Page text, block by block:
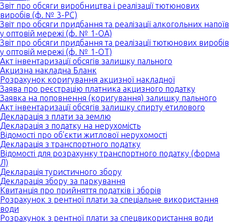
Звіт про обсяги виробництва і реалізації тютюнових
виробів (ф. № 3-РС)
Звіт про обсяги придбання та реалізації алкогольних напоїв
у оптовій мережі (ф. № 1-ОА)
Звіт про обсяги придбання та реалізації тютюнових виробів
у оптовій мережі (ф. № 1-ОТ)
Акт інвентаризації обсягів залишку пального
Акцизна накладна Бланк
Розрахунок коригування акцизної накладної
Заява про реєстрацію платника акцизного податку
Заявка на поповнення (коригування) залишку пального
Акт інвентаризації обсягів залишку спирту етилового
Декларація з плати за землю
Декларація з податку на нерухомість
Відомості про об’єкти житлової нерухомості
Декларація з транспортного податку
Відомості для розрахунку транспортного податку (форма
Л)
Декларація туристичного збору
Декларація збору за паркування
Квитанція про прийняття податків і зборів
Розрахунок з рентної плати за спеціальне використання
води
Розрахунок з рентної плати за спецвикористання води